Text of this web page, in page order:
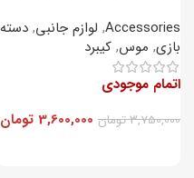
Accessories
, لوازم جانبی, دسته
بازی, موس, کیبرد
اتمام موجودی
3,750,000تومان 3,600,000 تومان